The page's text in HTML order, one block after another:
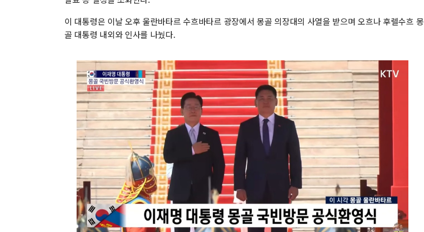
이 대통령은 이날 오후 울란바타르 수흐바타르 광장에서 몽골 의장대의 사열을 받으며 오흐나 후렐수흐 몽
골 대통령 내외와 인사를 나눴다.